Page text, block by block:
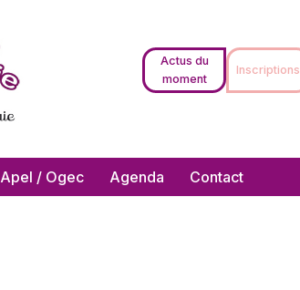
Actus du
moment
Inscriptions
Apel / Ogec Agenda Contact